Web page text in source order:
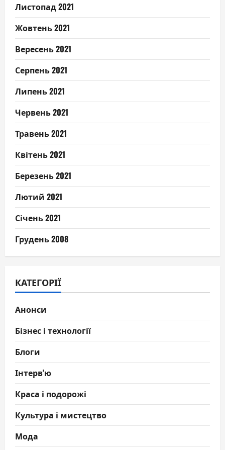
Листопад 2021
Жовтень 2021
Вересень 2021
Серпень 2021
Липень 2021
Червень 2021
Травень 2021
Квітень 2021
Березень 2021
Лютий 2021
Січень 2021
Грудень 2008
КАТЕГОРІЇ
Анонси
Бізнес і технології
Блоги
Інтерв'ю
Краса і подорожі
Культура і мистецтво
Мода